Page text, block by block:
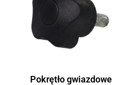
Pokrętło gwiazdowe